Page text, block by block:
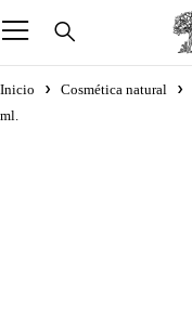
Inicio Cosmética natural
ml.